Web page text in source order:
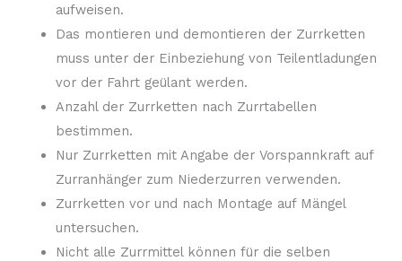
aufweisen.
Das montieren und demontieren der Zurrketten
muss unter der Einbeziehung von Teilentladungen
vor der Fahrt geülant werden.
Anzahl der Zurrketten nach Zurrtabellen
bestimmen.
Nur Zurrketten mit Angabe der Vorspannkraft auf
Zurranhänger zum Niederzurren verwenden.
Zurrketten vor und nach Montage auf Mängel
untersuchen.
Nicht alle Zurrmittel können für die selben